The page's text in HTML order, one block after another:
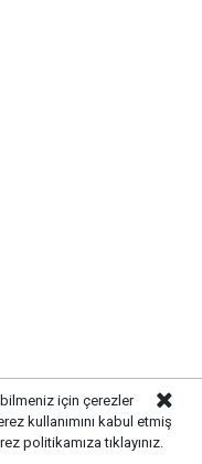
için çerezler
kullanımını kabul etmiş
politikamıza tıklayınız.